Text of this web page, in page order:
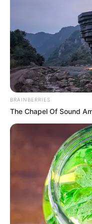
позицію депутатів,
залу, як це і
державі, біля
Не може група
позазаконний спосіб
без атрибутів, які
без гімну. Ми таке
звернутися до
провести сесію. У
зволікати —
зібралася і вони
Фото: Суспільне
Ви зверталися
стосовно подій 28
BRAINBERRIES
The Chapel Of Sound